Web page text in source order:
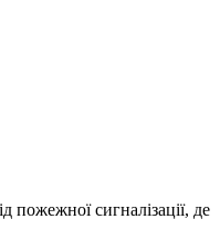
сигналізації, де